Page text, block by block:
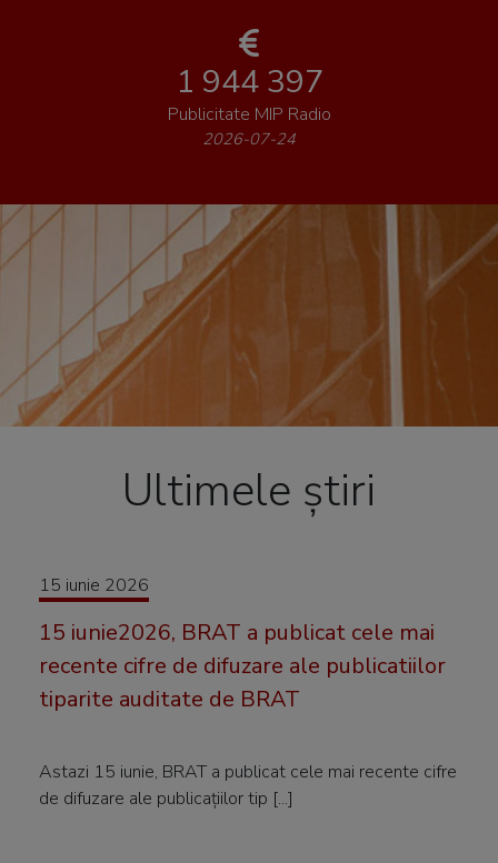
1 944 397
Publicitate MIP Radio
2026-07-24
Ultimele știri
15 iunie 2026
15 iunie2026, BRAT a publicat cele mai
recente cifre de difuzare ale publicatiilor
tiparite auditate de BRAT
Astazi 15 iunie, BRAT a publicat cele mai recente cifre
de difuzare ale publicațiilor tip [...]